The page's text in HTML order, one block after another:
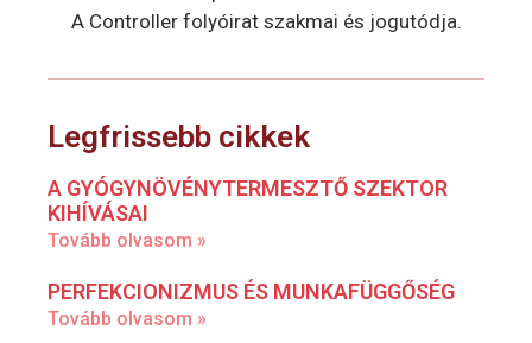
A Controller folyóirat szakmai és jogutódja.
Legfrissebb cikkek
A GYÓGYNÖVÉNYTERMESZTŐ SZEKTOR
KIHÍVÁSAI
Tovább olvasom »
PERFEKCIONIZMUS ÉS MUNKAFÜGGŐSÉG
Tovább olvasom »